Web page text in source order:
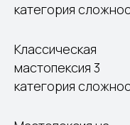
категория
Классическая
мастопексия 3
категория